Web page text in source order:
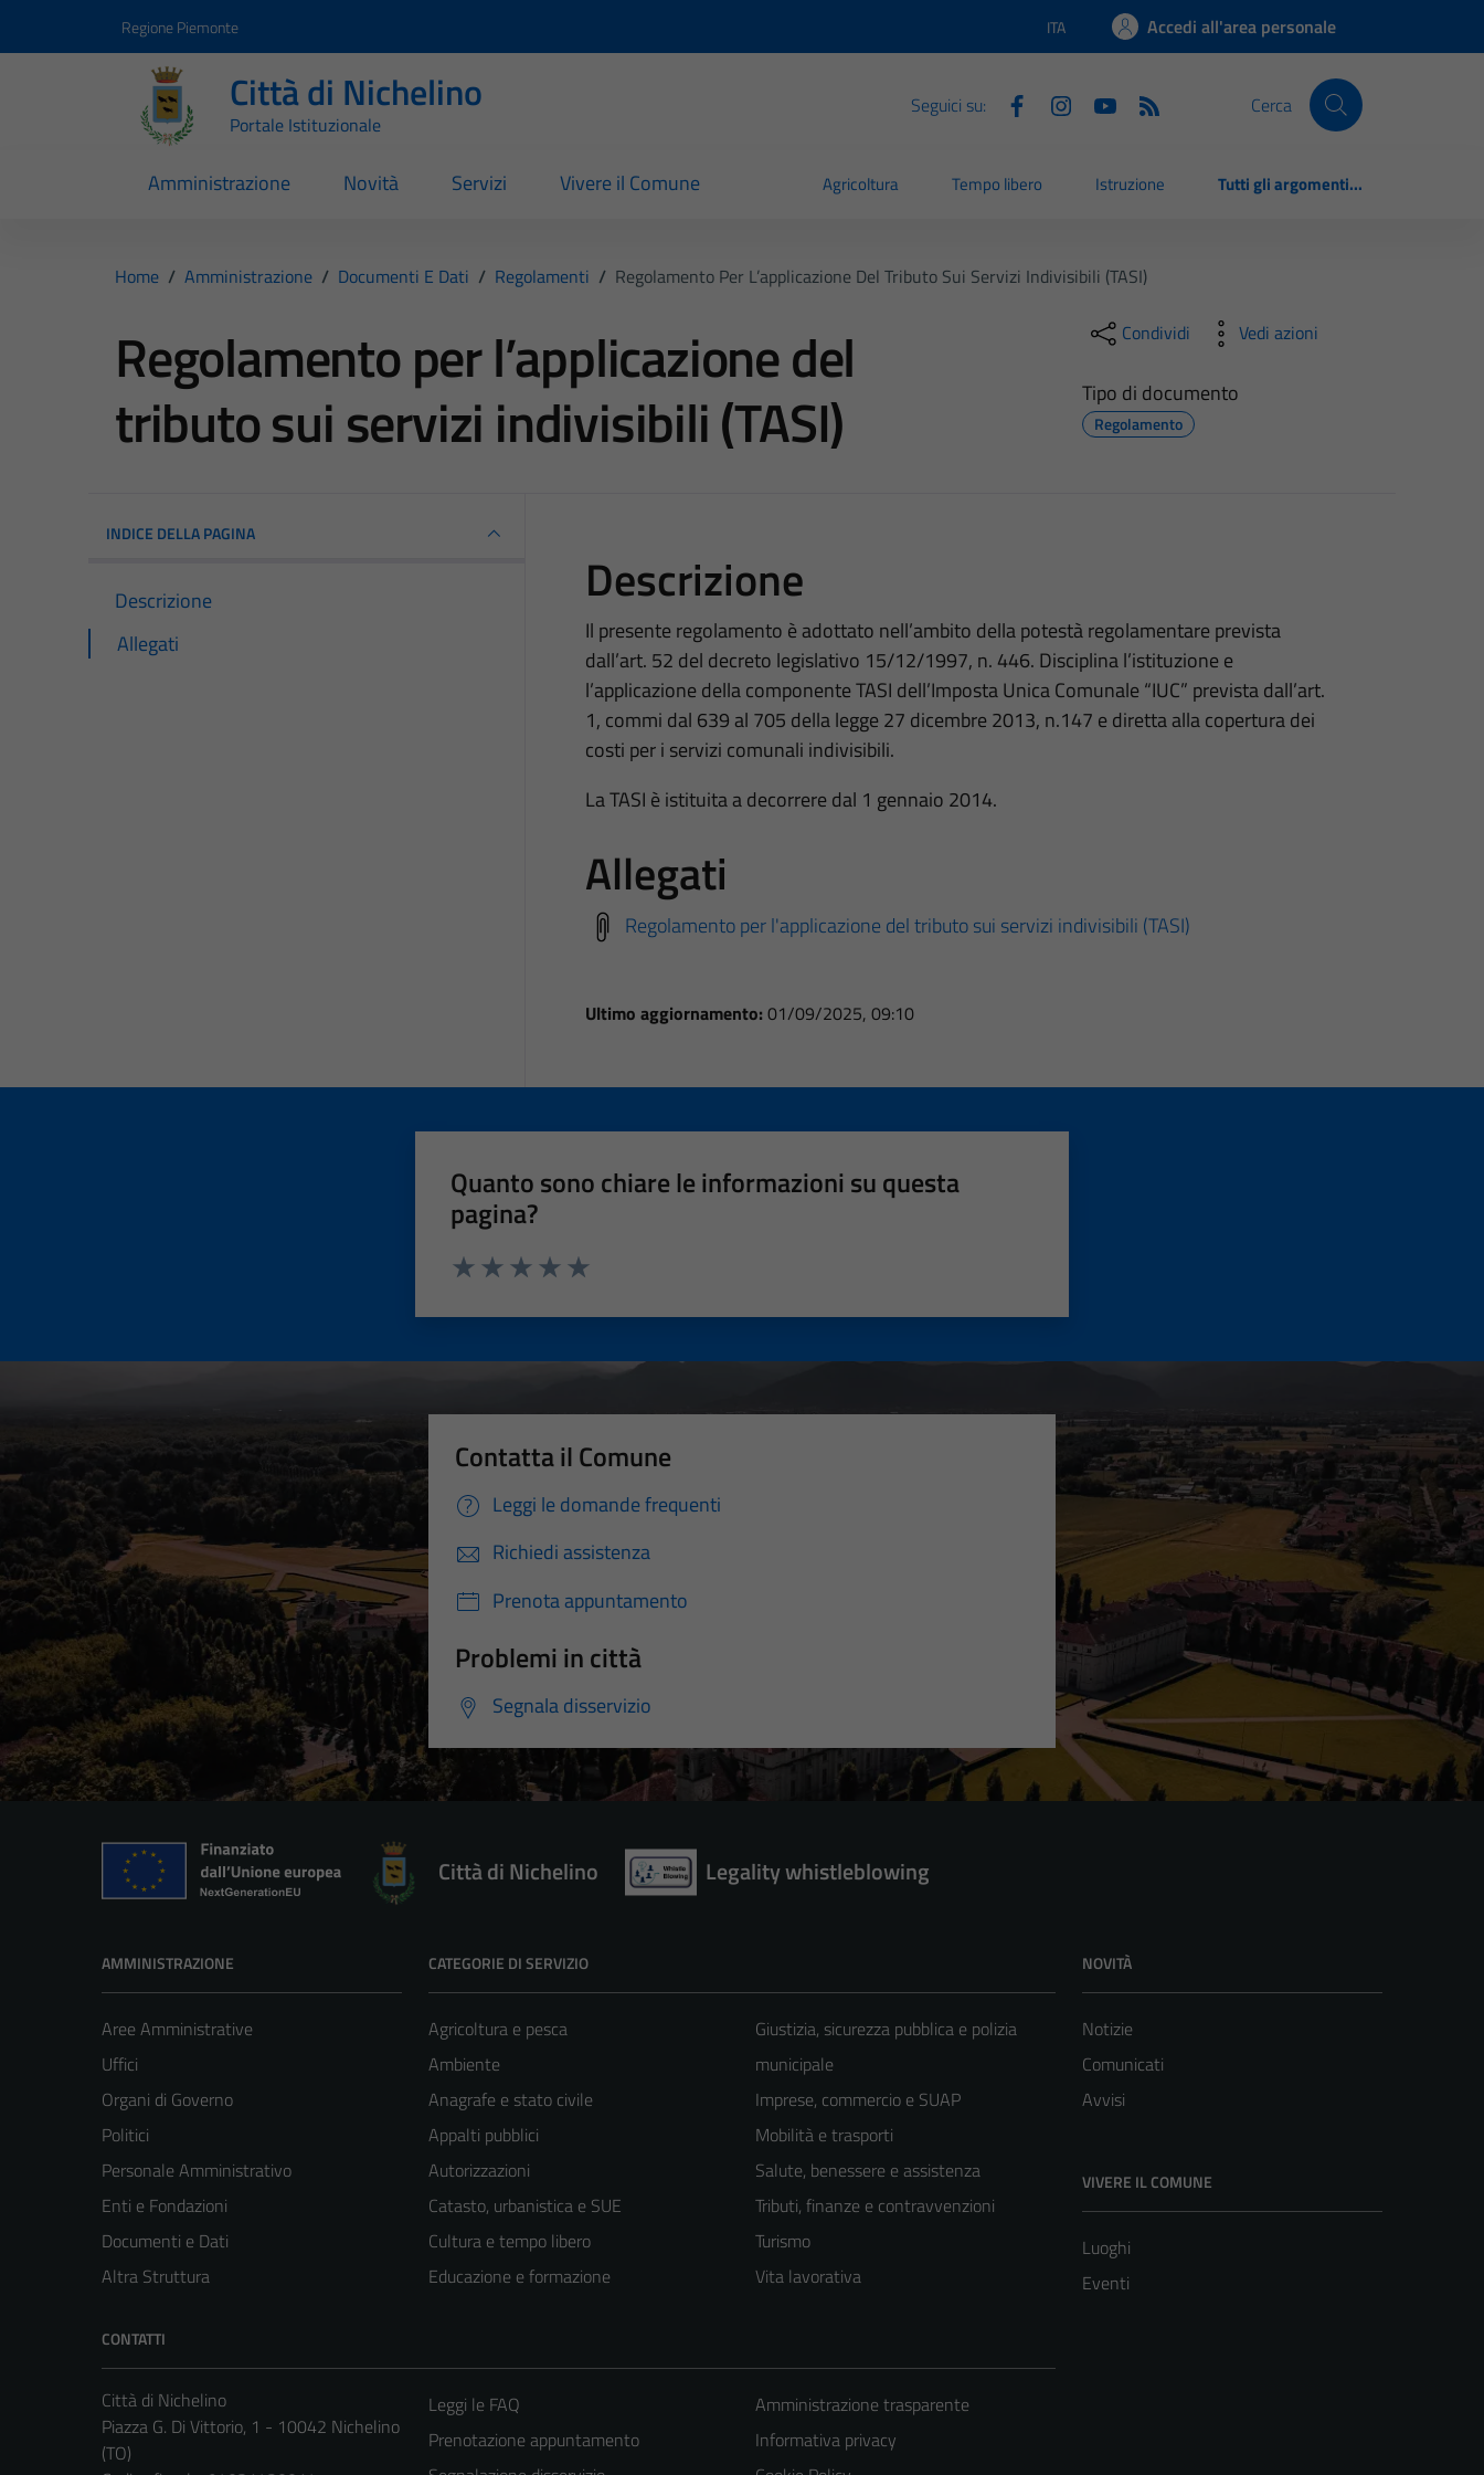
Regione Piemonte Lingua attiva:
ITA Accedi all'area personale
Città di Nichelino
Portale Istituzionale
Seguici su: Cerca
Amministrazione Novità Servizi Vivere il Comune Agricoltura Tempo libero Istruzione Tutti gli argomenti...
Home / Amministrazione / Documenti E Dati / Regolamenti / Regolamento Per L’applicazione Del Tributo Sui Servizi Indivisibili (TASI)
Regolamento per l’applicazione del
tributo sui servizi indivisibili (TASI)
Condividi Vedi azioni
Tipo di documento
Regolamento
INDICE DELLA PAGINA
Descrizione
Allegati
Descrizione
Il presente regolamento è adottato nell’ambito della potestà regolamentare prevista
dall’art. 52 del decreto legislativo 15/12/1997, n. 446. Disciplina l’istituzione e
l’applicazione della componente TASI dell’Imposta Unica Comunale “IUC” prevista dall’art.
1, commi dal 639 al 705 della legge 27 dicembre 2013, n.147 e diretta alla copertura dei
costi per i servizi comunali indivisibili.
La TASI è istituita a decorrere dal 1 gennaio 2014.
Allegati
Regolamento per l'applicazione del tributo sui servizi indivisibili (TASI)
Ultimo aggiornamento: 01/09/2025, 09:10
Quanto sono chiare le informazioni su questa
pagina?
Contatta il Comune
Leggi le domande frequenti
Richiedi assistenza
Prenota appuntamento
Problemi in città
Segnala disservizio
Città di Nichelino Legality whistleblowing
AMMINISTRAZIONE
Aree Amministrative
Uffici
Organi di Governo
Politici
Personale Amministrativo
Enti e Fondazioni
Documenti e Dati
Altra Struttura
CATEGORIE DI SERVIZIO
Agricoltura e pesca
Ambiente
Anagrafe e stato civile
Appalti pubblici
Autorizzazioni
Catasto, urbanistica e SUE
Cultura e tempo libero
Educazione e formazione
Giustizia, sicurezza pubblica e polizia
municipale
Imprese, commercio e SUAP
Mobilità e trasporti
Salute, benessere e assistenza
Tributi, finanze e contravvenzioni
Turismo
Vita lavorativa
NOVITÀ
Notizie
Comunicati
Avvisi
VIVERE IL COMUNE
Luoghi
Eventi
CONTATTI
Città di Nichelino
Piazza G. Di Vittorio, 1 - 10042 Nichelino
(TO)
Leggi le FAQ
Prenotazione appuntamento
Amministrazione trasparente
Informativa privacy